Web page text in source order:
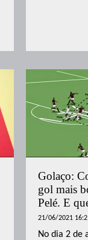
Golaço:
gol mais
Pelé. E
21/06/2021
No dia 2 de